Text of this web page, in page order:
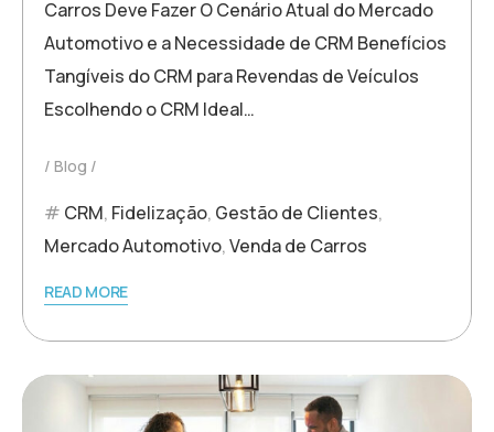
Carros Deve Fazer O Cenário Atual do Mercado
Automotivo e a Necessidade de CRM Benefícios
Tangíveis do CRM para Revendas de Veículos
Escolhendo o CRM Ideal…
Blog
CRM, Fidelização, Gestão de Clientes,
Mercado Automotivo,Venda de Carros
READ MORE